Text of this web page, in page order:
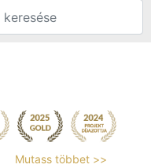
Mutass többet >>